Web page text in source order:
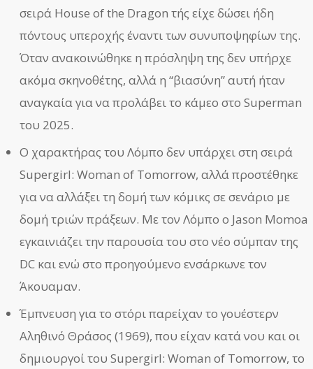
σειρά House of the Dragon τής είχε δώσει ήδη
πόντους υπεροχής έναντι των συνυποψηφίων της.
Όταν ανακοινώθηκε η πρόσληψη της δεν υπήρχε
ακόμα σκηνοθέτης, αλλά η “βιασύνη” αυτή ήταν
αναγκαία για να προλάβει το κάμεο στο Superman
του 2025.
Ο χαρακτήρας του Λόμπο δεν υπάρχει στη σειρά
Supergirl: Woman of Tomorrow, αλλά προστέθηκε
για να αλλάξει τη δομή των κόμικς σε σενάριο με
δομή τριών πράξεων. Με τον Λόμπο ο Jason Momoa
εγκαινιάζει την παρουσία του στο νέο σύμπαν της
DC και ενώ στο προηγούμενο ενσάρκωνε τον
Άκουαμαν.
Έμπνευση για το στόρι παρείχαν το γουέστερν
Αληθινό Θράσος (1969), που είχαν κατά νου και οι
δημιουργοί του Supergirl: Woman of Tomorrow, το